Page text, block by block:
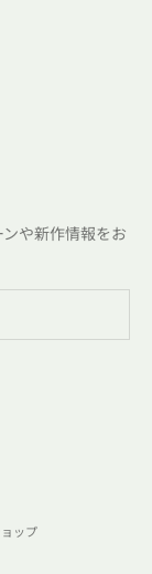
や新作情報をお
ップ